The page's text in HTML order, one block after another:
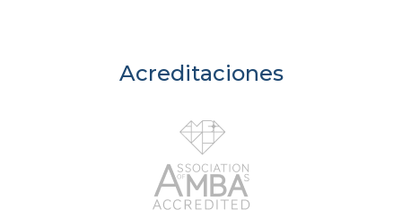
Acreditaciones